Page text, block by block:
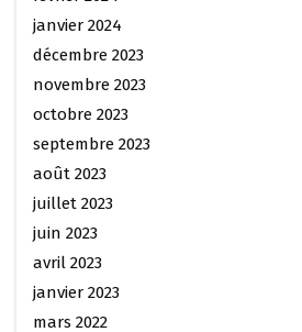
janvier 2024
décembre 2023
novembre 2023
octobre 2023
septembre 2023
août 2023
juillet 2023
juin 2023
avril 2023
janvier 2023
mars 2022